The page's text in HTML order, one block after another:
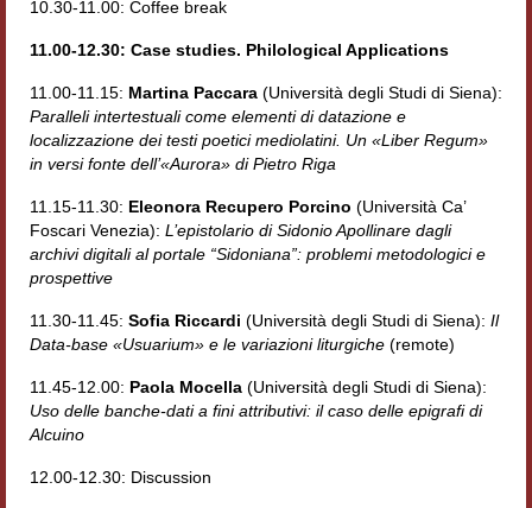
10.30-11.00: Coffee break
11.00-12.30: Case studies. Philological Applications
11.00-11.15: Martina Paccara (Università degli Studi di Siena):
Paralleli intertestuali come elementi di datazione e
localizzazione dei testi poetici mediolatini. Un «Liber Regum»
in versi fonte dell’«Aurora» di Pietro Riga
11.15-11.30: Eleonora Recupero Porcino (Università Ca’
Foscari Venezia): L’epistolario di Sidonio Apollinare dagli
archivi digitali al portale “Sidoniana”: problemi metodologici e
prospettive
11.30-11.45: Sofia Riccardi (Università degli Studi di Siena): Il
Data-base «Usuarium» e le variazioni liturgiche (remote)
11.45-12.00: Paola Mocella (Università degli Studi di Siena):
Uso delle banche-dati a fini attributivi: il caso delle epigrafi di
Alcuino
12.00-12.30: Discussion